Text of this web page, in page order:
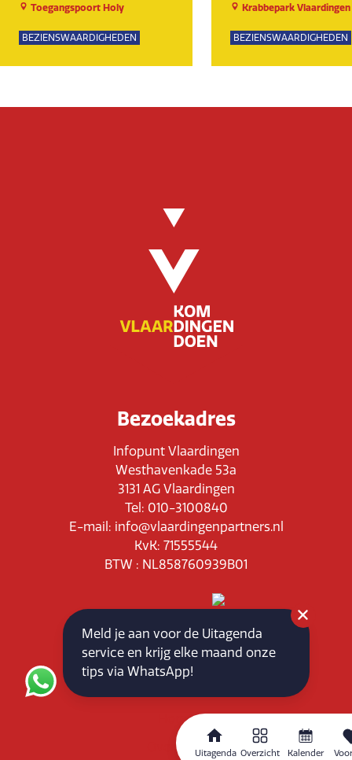
Uitagenda Overzicht Kalender
Toegangspoort Holy
BEZIENSWAARDIGHEDEN
Krabbepark Vlaardingen
BEZIENSWAARDIGHEDEN
Bezoekadres
Infopunt Vlaardingen
Westhavenkade 53a
3131 AG Vlaardingen
Tel: 010-3100840
E-mail: info@vlaardingenpartners.nl
KvK: 71555544
BTW : NL858760939B01
Routeplanner
Home
Overzicht
Meld je aan voor de Uitagenda
service en krijg elke maand onze
tips via WhatsApp!